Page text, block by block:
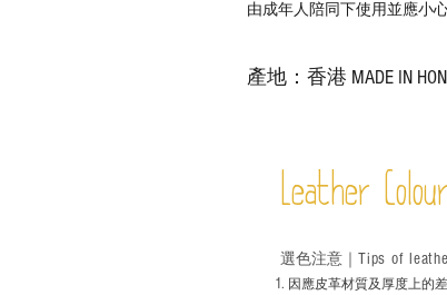
由成年人陪同下使用並應小心
產地：香港 MADE IN
Leather
1. ​ 因應皮革材質及厚度上的
選色注意｜ Tips of